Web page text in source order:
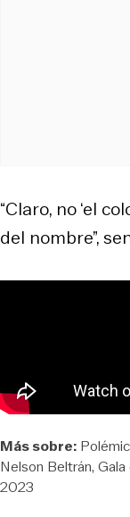
“Claro, no ‘el
del nombre”,
Más sobre:
Nelson Beltrán
2023